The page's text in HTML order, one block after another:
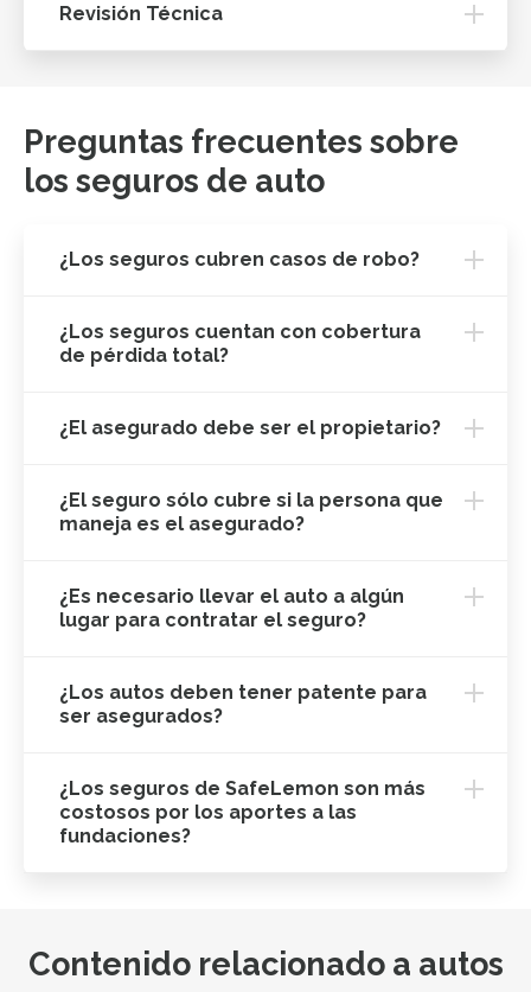
Revisión Técnica
Preguntas frecuentes sobre
los seguros de auto
¿Los seguros cubren casos de robo?
¿Los seguros cuentan con cobertura
de pérdida total?
¿El asegurado debe ser el propietario?
¿El seguro sólo cubre si la persona que
maneja es el asegurado?
¿Es necesario llevar el auto a algún
lugar para contratar el seguro?
¿Los autos deben tener patente para
ser asegurados?
¿Los seguros de SafeLemon son más
costosos por los aportes a las
fundaciones?
Contenido relacionado a autos